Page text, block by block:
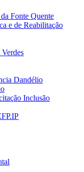
Fonte Quente
e de Reabilitação
Dandélio
Inclusão